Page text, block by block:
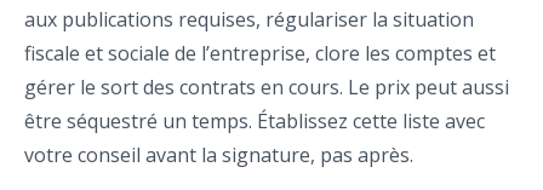
aux publications requises, régulariser la situation
fiscale et sociale de l’entreprise, clore les comptes et
gérer le sort des contrats en cours. Le prix peut aussi
être séquestré un temps. Établissez cette liste avec
votre conseil avant la signature, pas après.